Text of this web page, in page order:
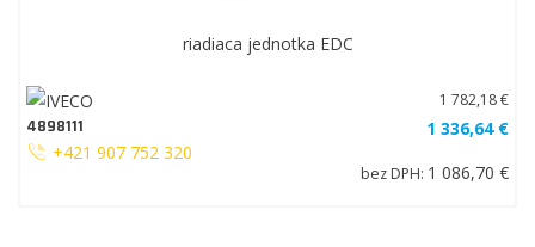
riadiaca jednotka EDC
4898111
+421 907 752 320
1 782,18 €
1 336,64 €
bez DPH: 1 086,70 €